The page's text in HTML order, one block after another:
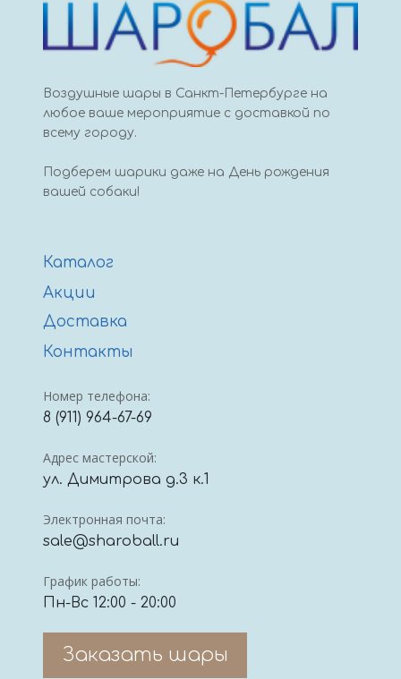
Воздушные шары в Санкт-Петербурге на
любое ваше мероприятие с доставкой по
всему городу.
Подберем шарики даже на День рождения
вашей собаки!
Каталог
Акции
Доставка
Контакты
Номер телефона:
8 (911) 964-67-69
Адрес мастерской:
ул. Димитрова д.3 к.1
Электронная почта:
sale@sharoball.ru
График работы:
Пн-Вс 12:00 - 20:00
Заказать шары